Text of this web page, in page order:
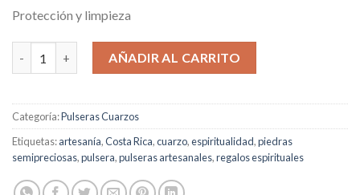
Protección y limpieza
Pulsera Onix cantidadAÑADIR AL CARRITO
Categoría:Pulseras Cuarzos
Etiquetas:artesanía,Costa Rica,cuarzo,espiritualidad,piedras
semipreciosas,pulsera,pulseras artesanales,regalos espirituales